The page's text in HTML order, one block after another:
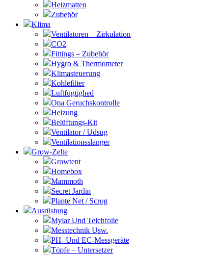
Heizmatten
Zubehör
Klima
Ventilatoren – Zirkulation
CO2
Fittings – Zubehör
Hygro & Thermometer
Klimasteuerung
Kohlefilter
Luftfugtighed
Ona Geruchskontrolle
Heizung
Belüftungs-Kit
Ventilator / Udsug
Ventilationsslanger
Grow-Zelte
Growtent
Homebox
Mammoth
Secret Jardin
Plante Net / Scrog
Ausrüstung
Mylar Und Teichfolie
Messtechnik Usw.
PH- Und EC-Messgeräte
Töpfe – Untersetzer